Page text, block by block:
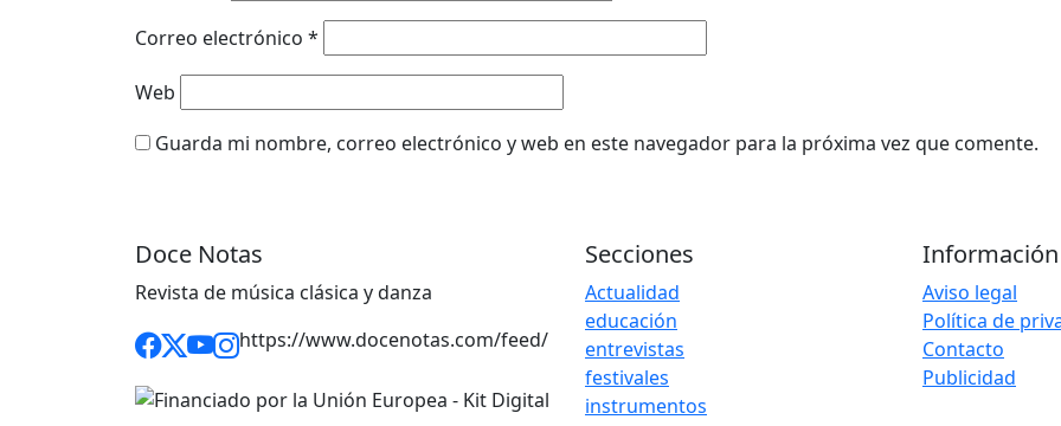
Correo electrónico *
Web
Guarda mi nombre, correo electrónico y web en este navegador para la próxima vez que comente.
Doce Notas
Revista de música clásica y danza
https://www.docenotas.com/feed/
Secciones
Actualidad
educación
entrevistas
festivales
instrumentos
Información
Aviso legal
Política de
Contacto
Publicidad